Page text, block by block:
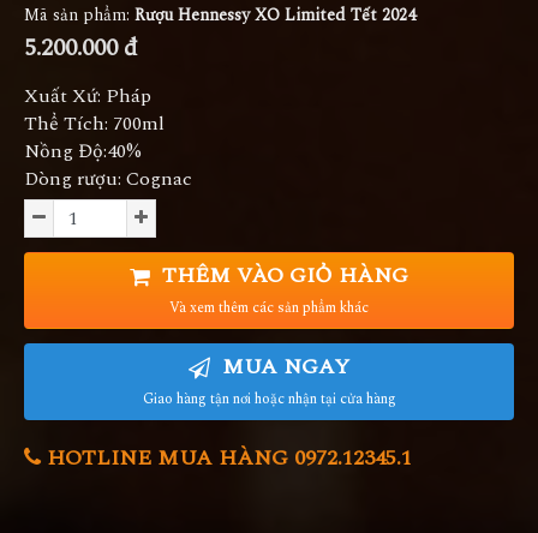
Mã sản phẩm: Rượu Hennessy XO Limited Tết 2024
5.200.000 đ
Xuất Xứ: Pháp
Thể Tích: 700ml
Nồng Độ:40%
Dòng rượu: Cognac
THÊM VÀO GIỎ HÀNG
Và xem thêm các sản phẩm khác
MUA NGAY
Giao hàng tận nơi hoặc nhận tại cửa hàng
HOTLINE MUA HÀNG 0972.12345.1